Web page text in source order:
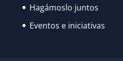
Hagámoslo juntos
Eventos e iniciativas